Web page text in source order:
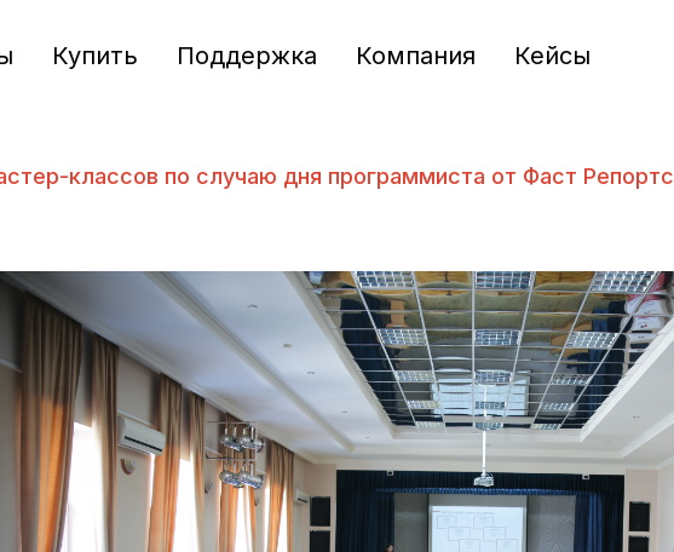
Купить Поддержка Компания Кейсы
классов по случаю дня программиста от Фаст Репортс